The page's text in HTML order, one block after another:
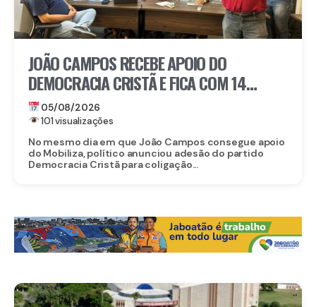
JOÃO CAMPOS RECEBE APOIO DO
DEMOCRACIA CRISTÃ E FICA COM 14
PARTIDOS EM COLIGAÇÃO CONTRA
RAQUEL
05/08/2026
101 visualizações
No mesmo dia em que João Campos consegue apoio
do Mobiliza, político anunciou adesão do partido
Democracia Cristã para coligação...